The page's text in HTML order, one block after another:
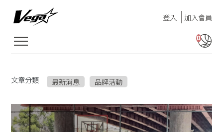
登入 加入會員
0
文章分類 最新消息 品牌活動